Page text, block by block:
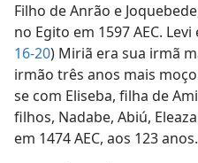
Filho de Anrão e
no Egito em 1597 AEC.
16-20) Miriã era sua irmã
irmão três anos mais
se com Eliseba, filha de
filhos, Nadabe, Abiú,
em 1474 AEC, aos 123